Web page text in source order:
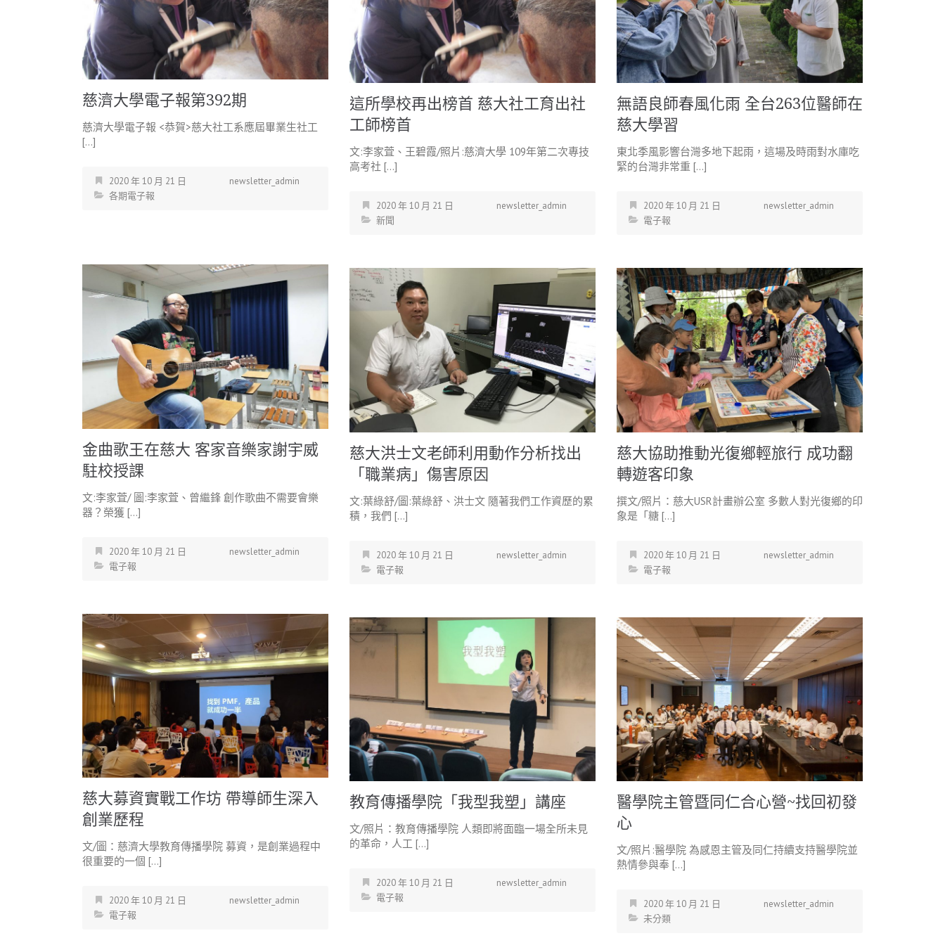
慈濟大學電子報第392期
慈濟大學電子報 <恭賀>慈大社工系應屆畢業生社工
[…]
2020 年 10 月 21 日
newsletter_admin
各期電子報
這所學校再出榜首 慈大社工育出社
工師榜首
文:李家萓、王碧霞/照片:慈濟大學 109年第二次專技
高考社 […]
2020 年 10 月 21 日
newsletter_admin
新聞
無語良師春風化雨 全台263位醫師在
慈大學習
東北季風影響台灣多地下起雨，這場及時雨對水庫吃
緊的台灣非常重 […]
2020 年 10 月 21 日
newsletter_admin
電子報
金曲歌王在慈大 客家音樂家謝宇威
駐校授課
文:李家萓/ 圖:李家萓、曾繼鋒 創作歌曲不需要會樂
器？榮獲 […]
2020 年 10 月 21 日
newsletter_admin
電子報
慈大洪士文老師利用動作分析找出
「職業病」傷害原因
文:葉綠舒/圖:葉綠舒、洪士文 隨著我們工作資歷的累
積，我們 […]
2020 年 10 月 21 日
newsletter_admin
電子報
慈大協助推動光復鄉輕旅行 成功翻
轉遊客印象
撰文/照片：慈大USR計畫辦公室 多數人對光復鄉的印
象是「糖 […]
2020 年 10 月 21 日
newsletter_admin
電子報
慈大募資實戰工作坊 帶導師生深入
創業歷程
文/圖：慈濟大學教育傳播學院 募資，是創業過程中
很重要的一個 […]
2020 年 10 月 21 日
newsletter_admin
電子報
教育傳播學院「我型我塑」講座
文/照片：教育傳播學院 人類即將面臨一場全所未見
的革命，人工 […]
2020 年 10 月 21 日
newsletter_admin
電子報
醫學院主管暨同仁合心營~找回初發
心
文/照片:醫學院 為感恩主管及同仁持續支持醫學院並
熱情參與奉 […]
2020 年 10 月 21 日
newsletter_admin
未分類